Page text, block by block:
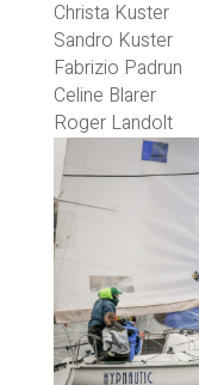
Christa Kuster
Sandro Kuster
Fabrizio Padrun
Celine Blarer
Roger Landolt